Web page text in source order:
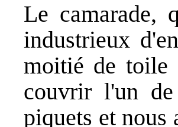
Le camarade,
industrieux
moitié de toile
couvrir l'un de
piquets et nous